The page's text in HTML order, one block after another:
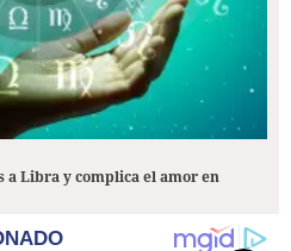
a Libra y complica el amor en